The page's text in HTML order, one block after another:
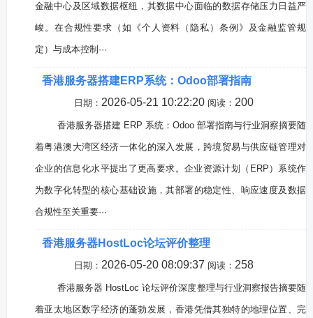
金融中心及区域数据枢纽，其数据中心面临的数据存储压力日益严
峻。在合规性要求（如《个人资料（隐私）条例》及金融监管规
定）与成本控制···
香港服务器搭建ERP系统：Odoo部署指南
日期： 2026-05-21 10:22:20 阅读： 200
香港服务器搭建 ERP 系统：Odoo 部署指南与行业洞察摘要随
着粤港澳大湾区经济一体化的深入发展，跨境贸易与供应链管理对
企业的信息化水平提出了更高要求。企业资源计划（ERP）系统作
为数字化转型的核心基础设施，其部署的稳定性、响应速度及数据
合规性至关重要···
香港服务器HostLoc论坛评价整理
日期： 2026-05-20 08:09:37 阅读： 258
香港服务器 HostLoc 论坛评价深度整理与行业洞察报告摘要随
着亚太地区数字经济的蓬勃发展，香港凭借其独特的地理位置、完